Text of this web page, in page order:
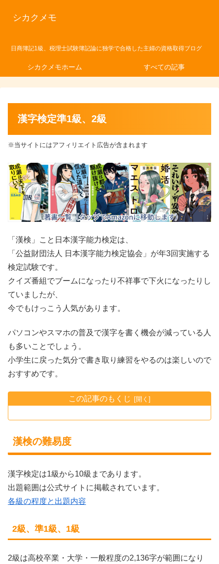
シカクメモ
日商簿記1級、税理士試験簿記論に独学で合格した主婦の資格取得ブログ
シカクメモホーム すべての記事
漢字検定準1級、2級
※当サイトにはアフィリエイト広告が含まれます
「漢検」こと日本漢字能力検定は、
「公益財団法人 日本漢字能力検定協会」が年3回実施する
検定試験です。
クイズ番組でブームになったり不祥事で下火になったりし
ていましたが、
今でもけっこう人気があります。
パソコンやスマホの普及で漢字を書く機会が減っている人
も多いことでしょう。
小学生に戻った気分で書き取り練習をやるのは楽しいので
おすすめです。
この記事のもくじ
漢検の難易度
漢字検定は1級から10級まであります。
出題範囲は公式サイトに掲載されています。
各級の程度と出題内容
2級、準1級、1級
2級は高校卒業・大学・一般程度の2,136字が範囲になり